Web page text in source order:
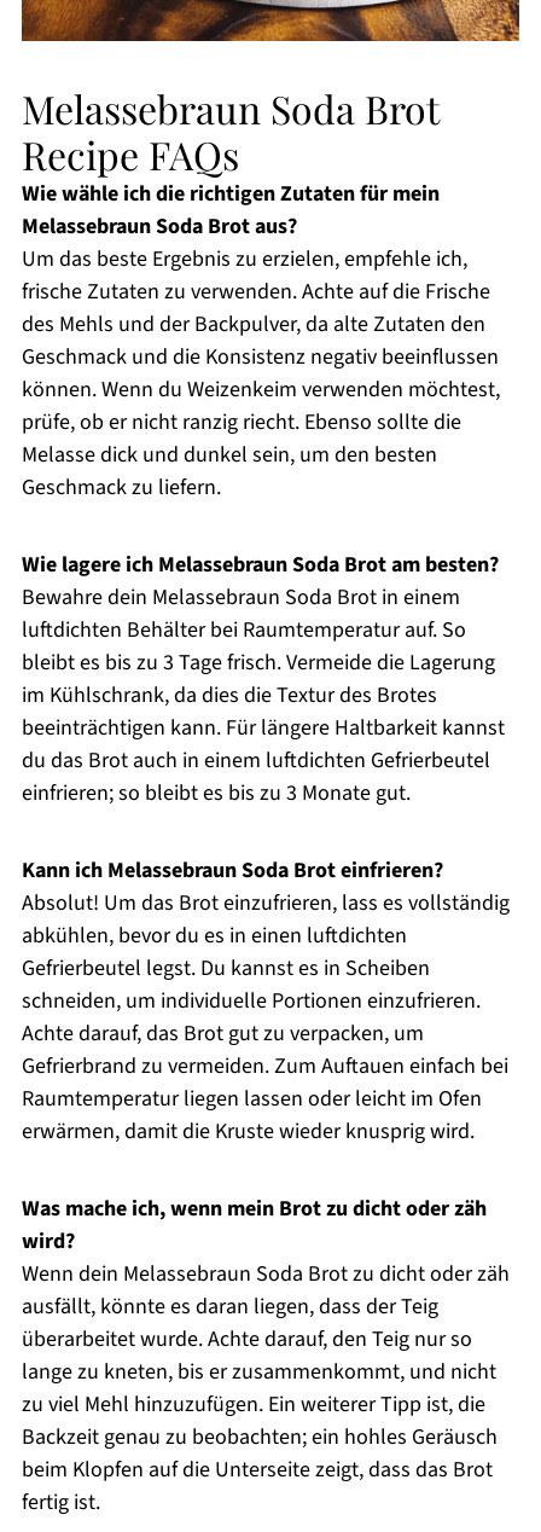
Melassebraun Soda Brot
Recipe FAQs
Wie wähle ich die richtigen Zutaten für mein
Melassebraun Soda Brot aus?
Um das beste Ergebnis zu erzielen, empfehle ich,
frische Zutaten zu verwenden. Achte auf die Frische
des Mehls und der Backpulver, da alte Zutaten den
Geschmack und die Konsistenz negativ beeinflussen
können. Wenn du Weizenkeim verwenden möchtest,
prüfe, ob er nicht ranzig riecht. Ebenso sollte die
Melasse dick und dunkel sein, um den besten
Geschmack zu liefern.
Wie lagere ich Melassebraun Soda Brot am besten?
Bewahre dein Melassebraun Soda Brot in einem
luftdichten Behälter bei Raumtemperatur auf. So
bleibt es bis zu 3 Tage frisch. Vermeide die Lagerung
im Kühlschrank, da dies die Textur des Brotes
beeinträchtigen kann. Für längere Haltbarkeit kannst
du das Brot auch in einem luftdichten Gefrierbeutel
einfrieren; so bleibt es bis zu 3 Monate gut.
Kann ich Melassebraun Soda Brot einfrieren?
Absolut! Um das Brot einzufrieren, lass es vollständig
abkühlen, bevor du es in einen luftdichten
Gefrierbeutel legst. Du kannst es in Scheiben
schneiden, um individuelle Portionen einzufrieren.
Achte darauf, das Brot gut zu verpacken, um
Gefrierbrand zu vermeiden. Zum Auftauen einfach bei
Raumtemperatur liegen lassen oder leicht im Ofen
erwärmen, damit die Kruste wieder knusprig wird.
Was mache ich, wenn mein Brot zu dicht oder zäh
wird?
Wenn dein Melassebraun Soda Brot zu dicht oder zäh
ausfällt, könnte es daran liegen, dass der Teig
überarbeitet wurde. Achte darauf, den Teig nur so
lange zu kneten, bis er zusammenkommt, und nicht
zu viel Mehl hinzuzufügen. Ein weiterer Tipp ist, die
Backzeit genau zu beobachten; ein hohles Geräusch
beim Klopfen auf die Unterseite zeigt, dass das Brot
fertig ist.